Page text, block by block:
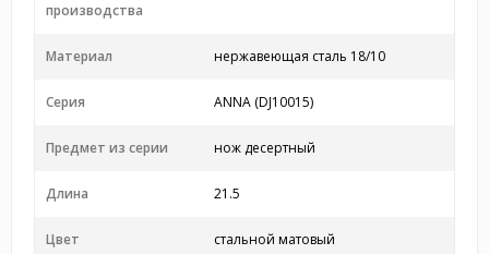
производства
Материал нержавеющая сталь 18/10
Серия ANNA (DJ10015)
Предмет из серии нож десертный
Длина 21.5
Цвет стальной матовый